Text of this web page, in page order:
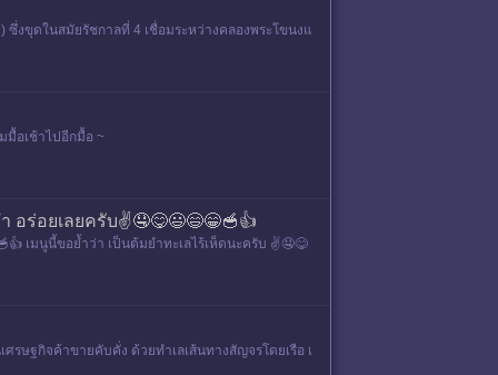
งขุดในสมัยรัชกาลที่ 4 เชื่อมระหว่างคลองพระโขนงแ
มื้อเช้าไปอีกมื้อ ~
อร่อยเลยครับ✌️🤤😋😃😄😁🥣👍
เมนูนี้ขอย้ำว่า เป็นต้มยำทะเลไร้เห็ดนะครับ ✌️🤤😋
ษฐกิจค้าขายคับคั่ง ด้วยทำเลเส้นทางสัญจรโดยเรือ เ